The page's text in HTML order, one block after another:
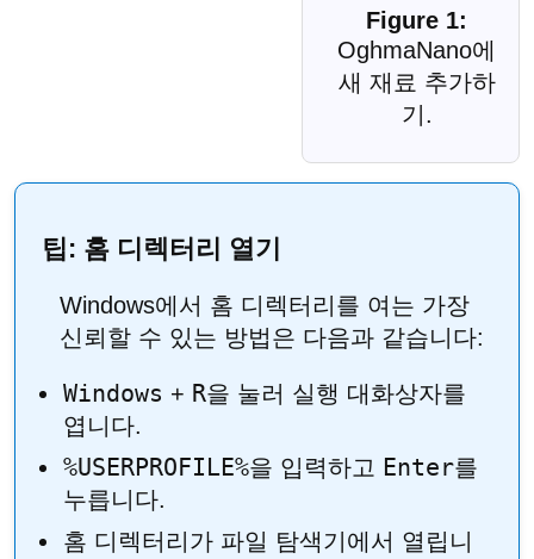
OghmaNano에
새 재료 추가하
기.
팁: 홈 디렉터리 열기
Windows에서 홈 디렉터리를 여는 가장
신뢰할 수 있는 방법은 다음과 같습니다:
Windows + R을 눌러 실행 대화상자를
엽니다.
%USERPROFILE%을 입력하고 Enter를
누릅니다.
홈 디렉터리가 파일 탐색기에서 열립니